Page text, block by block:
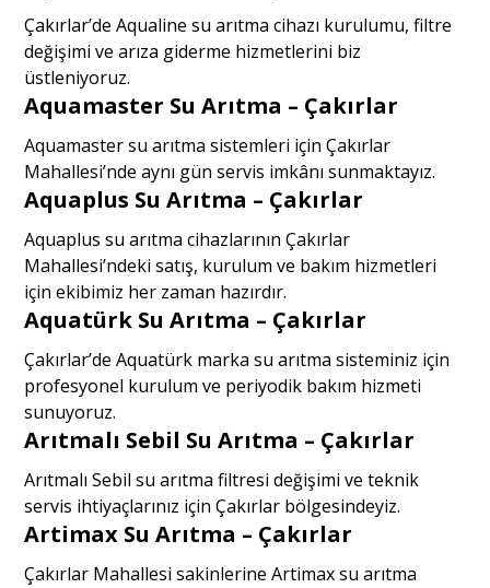
Çakırlar’de Aqualine su arıtma cihazı kurulumu, filtre
değişimi ve arıza giderme hizmetlerini biz
üstleniyoruz.
Aquamaster Su Arıtma – Çakırlar
Aquamaster su arıtma sistemleri için Çakırlar
Mahallesi’nde aynı gün servis imkânı sunmaktayız.
Aquaplus Su Arıtma – Çakırlar
Aquaplus su arıtma cihazlarının Çakırlar
Mahallesi’ndeki satış, kurulum ve bakım hizmetleri
için ekibimiz her zaman hazırdır.
Aquatürk Su Arıtma – Çakırlar
Çakırlar’de Aquatürk marka su arıtma sisteminiz için
profesyonel kurulum ve periyodik bakım hizmeti
sunuyoruz.
Arıtmalı Sebil Su Arıtma – Çakırlar
Arıtmalı Sebil su arıtma filtresi değişimi ve teknik
servis ihtiyaçlarınız için Çakırlar bölgesindeyiz.
Artimax Su Arıtma – Çakırlar
Çakırlar Mahallesi sakinlerine Artimax su arıtma